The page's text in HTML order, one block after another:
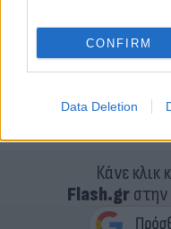
CONFIRM
Data Deletion
Κάνε κλικ
Flash.gr